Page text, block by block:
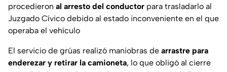
procedieron al arresto del conductor para trasladarlo al
Juzgado Cívico debido al estado inconveniente en el que
operaba el vehículo
El servicio de grúas realizó maniobras de arrastre para
enderezar y retirar la camioneta, lo que obligó al cierre